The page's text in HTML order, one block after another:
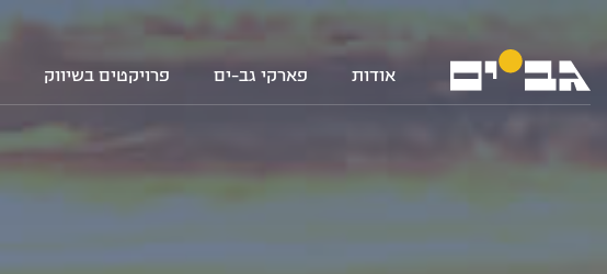
אודות פארקי גב-ים פרויקטים בשיווק